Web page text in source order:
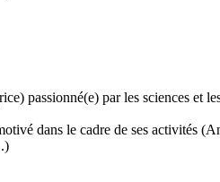
passionné(e) par les sciences
dans le cadre de ses activités